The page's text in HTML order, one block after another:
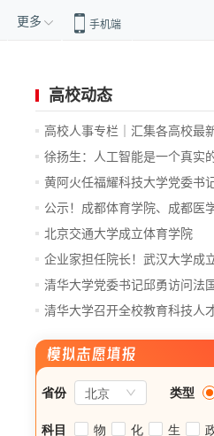
更多 手机端
高校动态
高校人事专栏｜汇集各高校最
徐扬生：人工智能是一个真实
前...
黄阿火任福耀科技大学党委书
公示！成都体育学院、成都医
通...
北京交通大学成立体育学院
企业家担任院长！武汉大学成
院
清华大学党委书记邱勇访问法
清华大学召开全校教育科技人